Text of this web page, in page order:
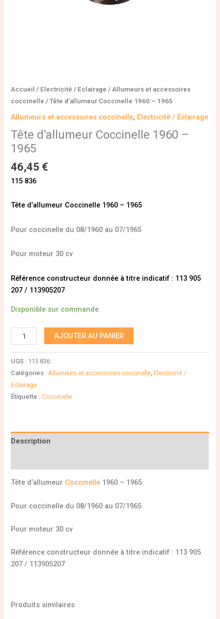
Accueil / Electricité / Eclairage / Allumeurs et accessoires
coccinelle / Tête d’allumeur Coccinelle 1960 – 1965
Allumeurs et accessoires coccinelle, Electricité / Eclairage
Tête d’allumeur Coccinelle 1960 –
1965
46,45 €
115 836
Tête d’allumeur Coccinelle 1960 – 1965
Pour coccinelle du 08/1960 au 07/1965
Pour moteur 30 cv
Référence constructeur donnée à titre indicatif : 113 905
207 / 113905207
Disponible sur commande
AJOUTER AU PANIER
UGS : 115 836
Catégories :Allumeurs et accessoires coccinelle,Electricité /
Eclairage
Étiquette :Coccinelle
Description
Tête d’allumeur Coccinelle 1960 – 1965
Pour coccinelle du 08/1960 au 07/1965
Pour moteur 30 cv
Référence constructeur donnée à titre indicatif : 113 905
207 / 113905207
Produits similaires